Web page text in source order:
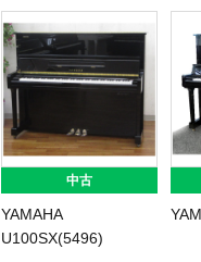
中古
YAMAHA
U100SX(5496)